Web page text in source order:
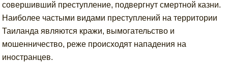
совершивший преступление, подвергнут смертной казни.
Наиболее частыми видами преступлений на территории
Таиланда являются кражи, вымогательство и
мошенничество, реже происходят нападения на
иностранцев.